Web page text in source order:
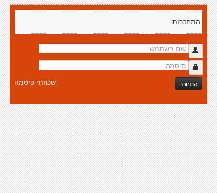
התחברות
התחבר שכחתי סיסמה